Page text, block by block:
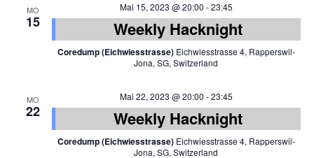
MO
15
Mai 15, 2023 @ 20:00 -23:45
Weekly Hacknight
Coredump (Eichwiesstrasse) Eichwiesstrasse 4, Rapperswil-
Jona, SG, Switzerland
MO
22
Mai 22, 2023 @ 20:00 -23:45
Weekly Hacknight
Coredump (Eichwiesstrasse) Eichwiesstrasse 4, Rapperswil-
Jona, SG, Switzerland